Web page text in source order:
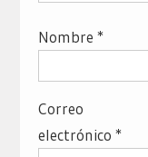
Nombre *
Correo
electrónico *